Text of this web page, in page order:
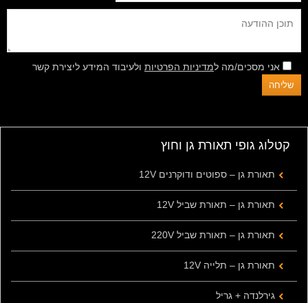
אני מסכים/מה למדיניות הפרטיות ולעיבוד המידע ליצירת קשר
קטלוג גופי תאורת גן וחוץ
תאורת גן – ספוטים ודוקרנים 12V
תאורת גן – תאורת שביל 12V
תאורת גן – תאורת שביל 220V
תאורת גן – תלייה 12V
גירלנדה + גריל